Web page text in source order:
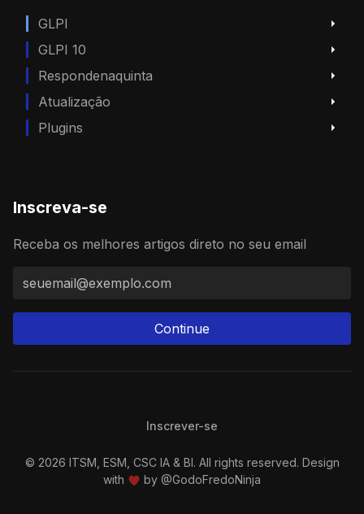
GLPI
GLPI 10
Respondenaquinta
Atualização
Plugins
Inscreva-se
Receba os melhores artigos direto no seu email
Continue
Inscrever-se
© 2026 ITSM, ESM, CSC IA & BI. All rights reserved. Design
with
by @GodoFredoNinja